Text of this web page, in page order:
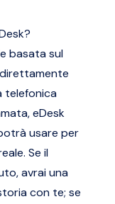
basata sul
telefonica
eDesk
usare per
Se il
avrai una
con te; se